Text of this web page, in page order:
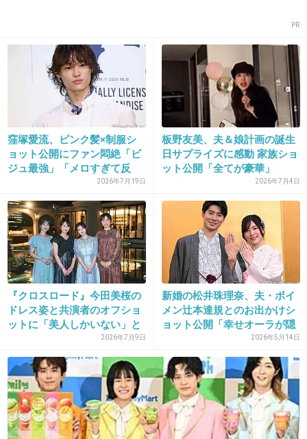
2019/03/05(火) 17:29:54
期待ほどじゃなかった。
+58
28. 匿名2019/03/05(火) 17:30:29
29. 匿名2019/03/05(火) 17:30:32
絶対もっと可愛い写真あったはず
+51 -0
30. 匿名 2019/03/05(火) 17:30:49
この人眉毛の形もうちょっとどうにかしたらも
っと可愛くなると思う
PR
窪塚愛流、ピンク髪×制服シ
ョット公開にファン悶絶「ビ
ジュ最強」「メロすぎて反
2026年7月19日
板野友美、夫＆娘計画の誕生
日サプライズに感動 家族ショ
ット公開「全てが豪華」
2026年7月4日
『クロスロード』今田美桜の
ドレス姿と共演者のオフショ
ットに「美人しかいない」と
2026年7月9日
新婚の松井珠理奈、夫・ボイ
メン辻本達規とのお出かけシ
ョット公開「幸せオーラが隠
2026年5月14日